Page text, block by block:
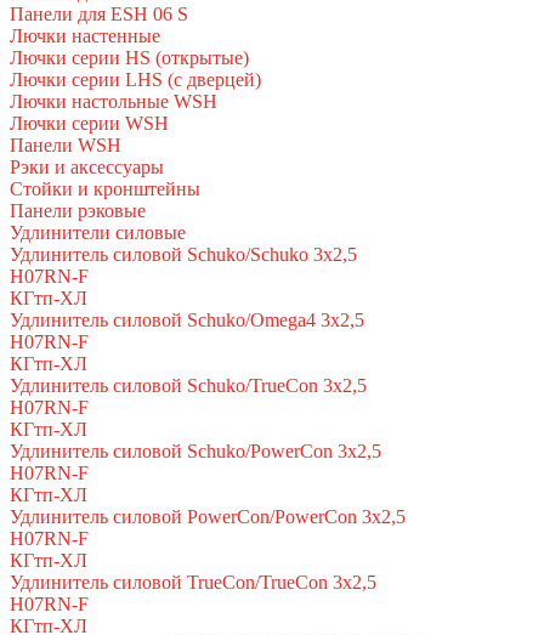
Панели для ESH 06 S
Лючки настенные
Лючки серии HS (открытые)
Лючки серии LHS (с дверцей)
Лючки настольные WSH
Лючки серии WSH
Панели WSH
Рэки и аксессуары
Стойки и кронштейны
Панели рэковые
Удлинители силовые
Удлинитель силовой Schuko/Schuko 3х2,5
H07RN-F
КГтп-ХЛ
Удлинитель силовой Schuko/Omega4 3х2,5
H07RN-F
КГтп-ХЛ
Удлинитель силовой Schuko/TrueCon 3х2,5
H07RN-F
КГтп-ХЛ
Удлинитель силовой Schuko/PowerCon 3х2,5
H07RN-F
КГтп-ХЛ
Удлинитель силовой PowerCon/PowerCon 3х2,5
H07RN-F
КГтп-ХЛ
Удлинитель силовой TrueCon/TrueCon 3х2,5
H07RN-F
КГтп-ХЛ